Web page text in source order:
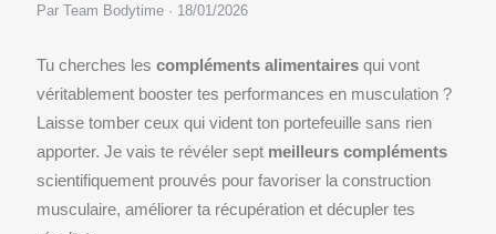
Par Team Bodytime · 18/01/2026
Tu cherches les compléments alimentaires qui vont
véritablement booster tes performances en musculation ?
Laisse tomber ceux qui vident ton portefeuille sans rien
apporter. Je vais te révéler sept meilleurs compléments
scientifiquement prouvés pour favoriser la construction
musculaire, améliorer ta récupération et décupler tes